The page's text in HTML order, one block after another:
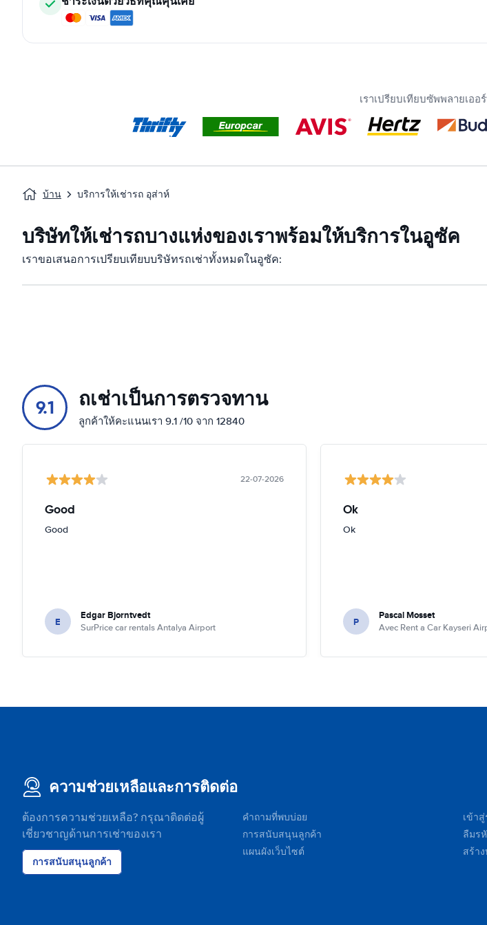
เราเปรียบเทียบซัพพลายเอ
บ้าน บริการให้เช่ารถ อุส่าห์
บริษัทให้เช่ารถบางแห่งของเราพร้อมให้บริการในอูซัค
เราขอเสนอการเปรียบเทียบบริษัทรถเช่าทั้งหมดในอูซัค:
9.1 ถเช่าเป็นการตรวจทาน
ลูกค้าให้คะแนนเรา 9.1 /10 จาก 12840
22-07-2026
Good
Good
E Edgar Bjorntvedt
SurPrice car rentals Antalya Airport
Ok
Ok
P Pascal Mosset
Avec Rent a Car Kayseri
ความช่วยเหลือและการติดต่อ
ต้องการความช่วยเหลือ? กรุณาติดต่อผู้
เชี่ยวชาญด้านการเช่าของเรา
การสนับสนุนลูกค้า
คำถามที่พบบ่อย
การสนับสนุนลูกค้า
แผนผังเว็บไซต์
เข้า
ลืมร
สร้า